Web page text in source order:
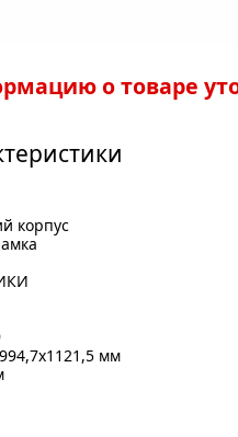
о товаре
корпус
мм